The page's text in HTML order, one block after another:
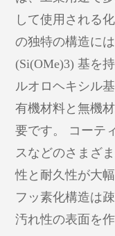
して使用される
の独特の構造に
(Si(OMe)3) 基を
ルオロヘキシル
有機材料と無機
要です。 コーテ
スなどのさまざ
性と耐久性が大
フッ素化構造は
汚れ性の表面を